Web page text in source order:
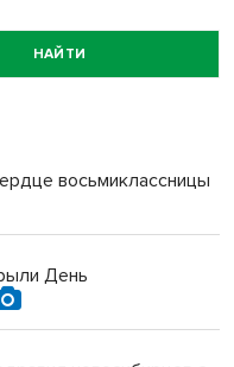
НАЙТИ
восьмиклассницы
День